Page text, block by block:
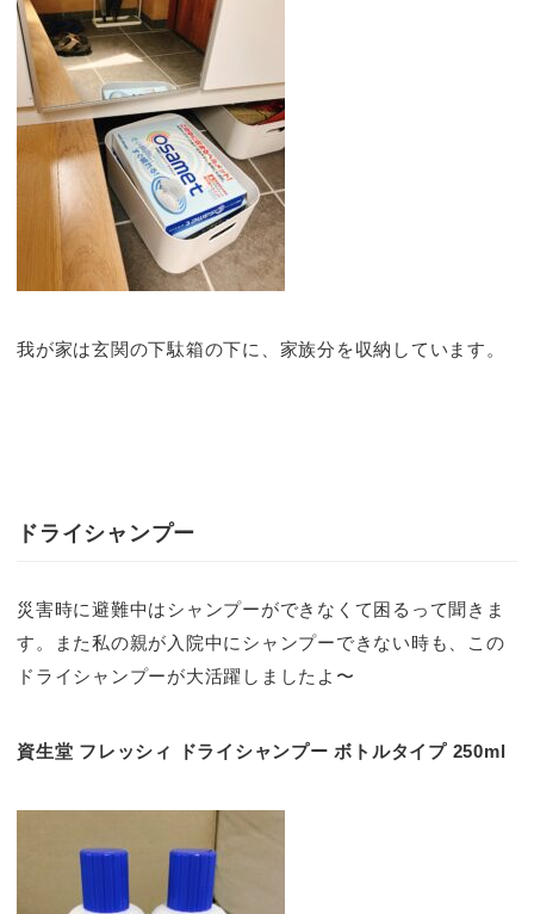
我が家は玄関の下駄箱の下に、家族分を収納しています。
ドライシャンプー
災害時に避難中はシャンプーができなくて困るって聞きま
す。また私の親が入院中にシャンプーできない時も、この
ドライシャンプーが大活躍しましたよ〜
資生堂 フレッシィ ドライシャンプー ボトルタイプ 250ml